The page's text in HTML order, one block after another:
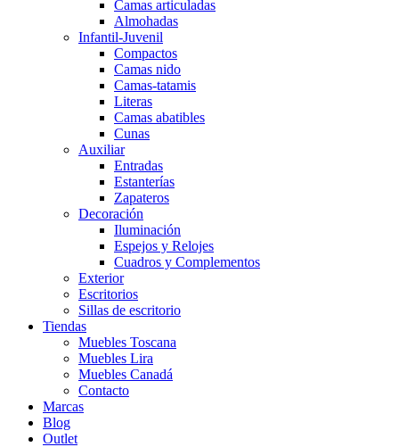
Camas articuladas
Almohadas
Infantil-Juvenil
Compactos
Camas nido
Camas-tatamis
Literas
Camas abatibles
Cunas
Auxiliar
Entradas
Estanterías
Zapateros
Decoración
Iluminación
Espejos y Relojes
Cuadros y Complementos
Exterior
Escritorios
Sillas de escritorio
Tiendas
Muebles Toscana
Muebles Lira
Muebles Canadá
Contacto
Marcas
Blog
Outlet